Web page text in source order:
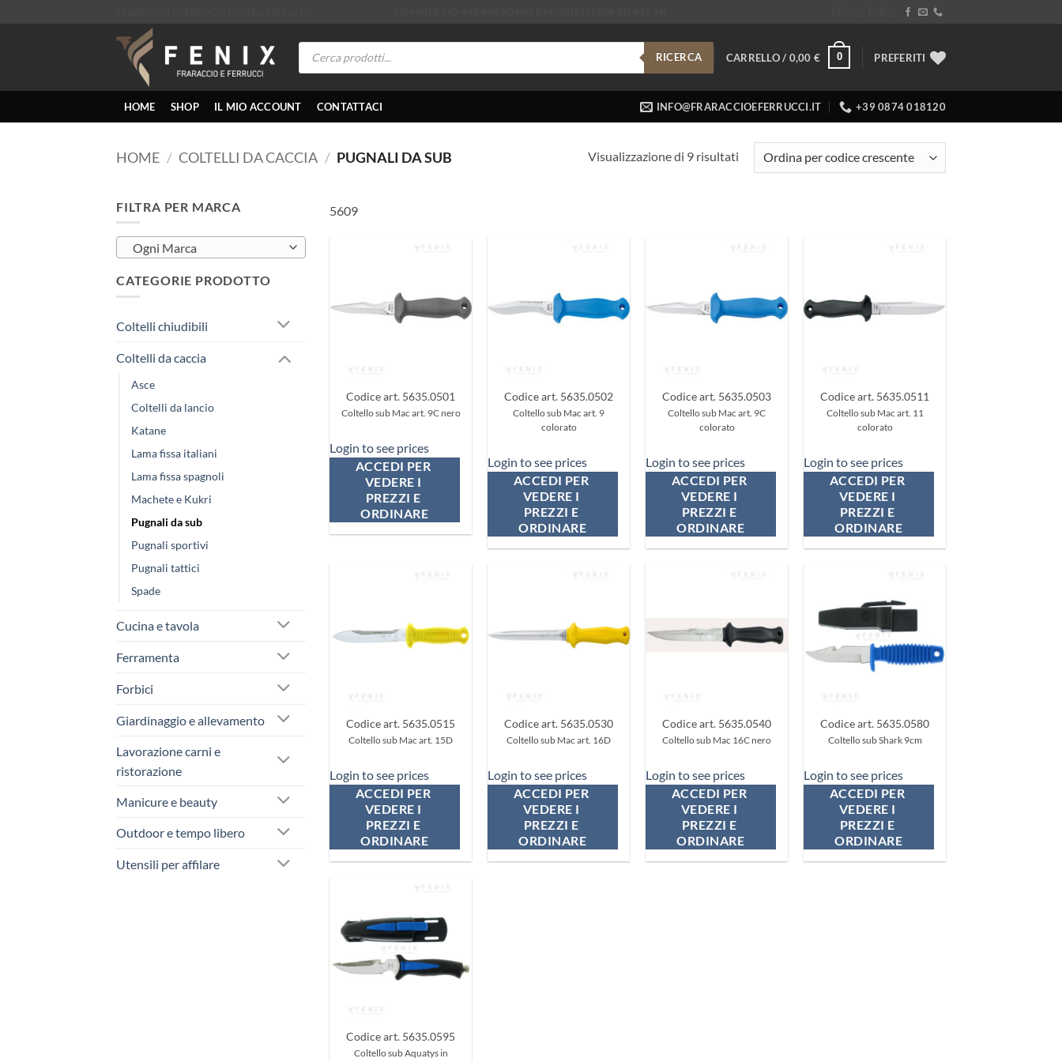
Products
search
RICERCA CARRELLO / 0,00 € 0 PREFERITI
HOME SHOP IL MIO ACCOUNT CONTATTACI INFO@FRARACCIOEFERRUCCI.IT +39 0874 018120
HOME / COLTELLI DA CACCIA / PUGNALI DA SUB Visualizzazione di 9 risultati
FILTRA PER MARCA
Ogni Marca
CATEGORIE PRODOTTO
Coltelli chiudibili
Coltelli da caccia
Asce
Coltelli da lancio
Katane
Lama fissa italiani
Lama fissa spagnoli
Machete e Kukri
Pugnali da sub
Pugnali sportivi
Pugnali tattici
Spade
Cucina e tavola
Ferramenta
Forbici
Giardinaggio e allevamento
Lavorazione carni e
ristorazione
Manicure e beauty
Outdoor e tempo libero
Utensili per affilare
5609
preferiti
Codice art. 5635.0501
Coltello sub Mac art. 9C nero
Login to see prices
ACCEDI PER
VEDERE I
PREZZI E
ORDINARE
preferiti
Codice art. 5635.0502
Coltello sub Mac art. 9
colorato
Login to see prices
ACCEDI PER
VEDERE I
PREZZI E
ORDINARE
preferiti
Codice art. 5635.0503
Coltello sub Mac art. 9C
colorato
Login to see prices
ACCEDI PER
VEDERE I
PREZZI E
ORDINARE
preferiti
Codice art. 5635.0511
Coltello sub Mac art. 11
colorato
Login to see prices
ACCEDI PER
VEDERE I
PREZZI E
ORDINARE
preferiti
Codice art. 5635.0515
Coltello sub Mac art. 15D
Login to see prices
ACCEDI PER
VEDERE I
PREZZI E
ORDINARE
preferiti
Codice art. 5635.0530
Coltello sub Mac art. 16D
Login to see prices
ACCEDI PER
VEDERE I
PREZZI E
ORDINARE
preferiti
Codice art. 5635.0540
Coltello sub Mac 16C nero
Login to see prices
ACCEDI PER
VEDERE I
PREZZI E
ORDINARE
Aggiungi
preferiti
Codice art. 5635.0580
Coltello sub Shark 9cm
Login to see prices
ACCEDI PER
VEDERE I
PREZZI E
ORDINARE
Aggiungi
preferiti
Codice art. 5635.0595
Coltello sub Aquatys in